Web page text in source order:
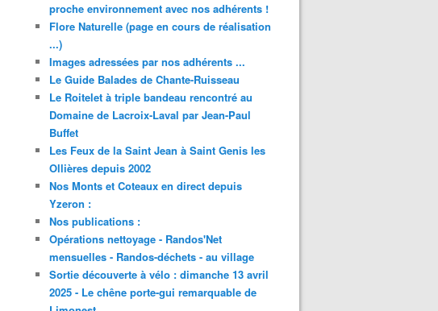
proche environnement avec nos adhérents !
Flore Naturelle (page en cours de réalisation
...)
Images adressées par nos adhérents ...
Le Guide Balades de Chante-Ruisseau
Le Roitelet à triple bandeau rencontré au
Domaine de Lacroix-Laval par Jean-Paul
Buffet
Les Feux de la Saint Jean à Saint Genis les
Ollières depuis 2002
Nos Monts et Coteaux en direct depuis
Yzeron :
Nos publications :
Opérations nettoyage - Randos'Net
mensuelles - Randos-déchets - au village
Sortie découverte à vélo : dimanche 13 avril
2025 - Le chêne porte-gui remarquable de